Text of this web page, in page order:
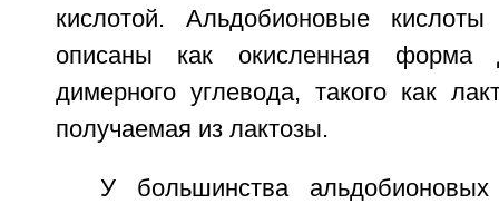
кислотой. Альдобионовые
описаны как окисленная форма
димерного углевода, такого как
получаемая из лактозы.
У большинства